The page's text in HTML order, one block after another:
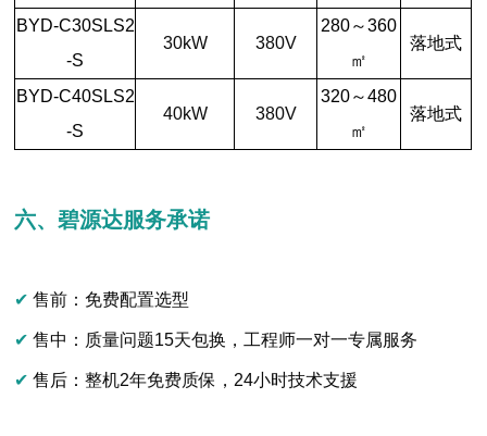
BYD-C30SLS2
-S
30kW 380V
280～360
㎡
落地式
BYD-C40SLS2
-S
40kW 380V
320～480
㎡
落地式
六、碧源达服务承诺
✔ 售前：免费配置选型
✔售中：质量问题15天包换，工程师一对一专属服务
✔ 售后：整机2年免费质保，24小时技术支援